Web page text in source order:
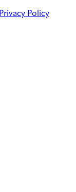
Privacy Policy